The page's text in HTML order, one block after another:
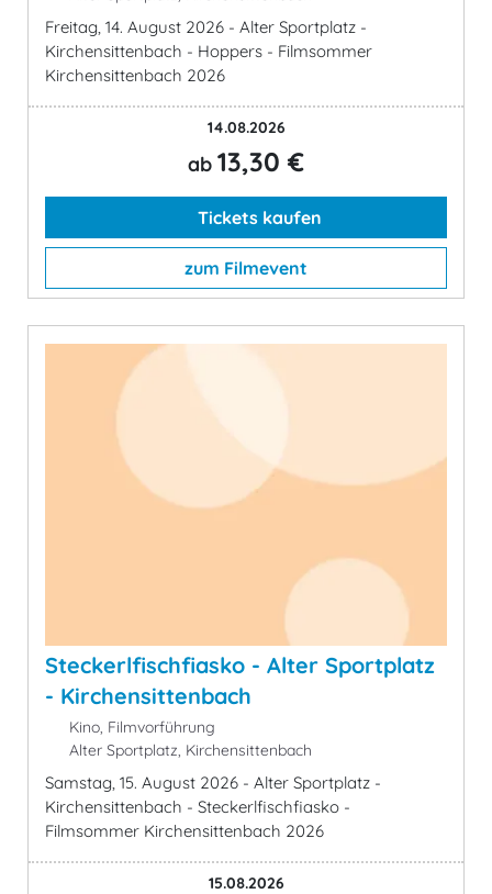
Freitag, 14. August 2026 - Alter Sportplatz -
Kirchensittenbach - Hoppers - Filmsommer
Kirchensittenbach 2026
14.08.2026
ab 13,30 €
Tickets kaufen
zum Filmevent
Steckerlfischfiasko - Alter Sportplatz
- Kirchensittenbach
Kino, Filmvorführung
Alter Sportplatz, Kirchensittenbach
Samstag, 15. August 2026 - Alter Sportplatz -
Kirchensittenbach - Steckerlfischfiasko -
Filmsommer Kirchensittenbach 2026
15.08.2026